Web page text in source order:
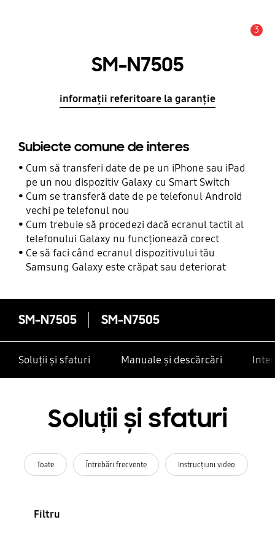
3
SM-N7505
informații referitoare la garanție
Subiecte comune de interes
Cum să transferi date de pe un iPhone sau iPad
pe un nou dispozitiv Galaxy cu Smart Switch
Cum se transferă date de pe telefonul Android
vechi pe telefonul nou
Cum trebuie să procedezi dacă ecranul tactil al
telefonului Galaxy nu funcționează corect
Ce să faci când ecranul dispozitivului tău
Samsung Galaxy este crăpat sau deteriorat
SM-N7505 SM-N7505
Soluții și sfaturi Manuale și descărcări
Soluții și sfaturi
Toate Întrebări frecvente Instrucţiuni video
Filtru